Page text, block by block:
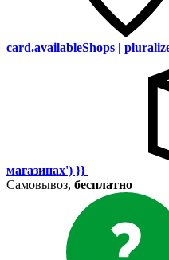
card.availableShops |
магазинах') }}
Самовывоз, бесплатно